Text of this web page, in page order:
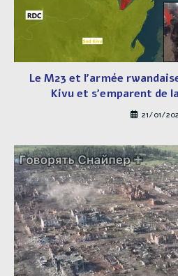
Le M23 et l’armée
Kivu et s’emparent de
21/01/